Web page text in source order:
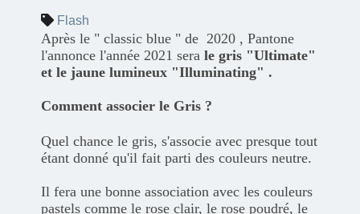
Flash
Après le " classic blue " de 2020 , Pantone
l'annonce l'année 2021 sera le gris "Ultimate"
et le jaune lumineux "Illuminating" .
Comment associer le Gris ?
Quel chance le gris, s'associe avec presque tout
étant donné qu'il fait parti des couleurs neutre.
Il fera une bonne association avec les couleurs
pastels comme le rose clair, le rose poudré, le